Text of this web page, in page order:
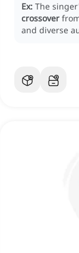
Ex: The
crossover
and diverse